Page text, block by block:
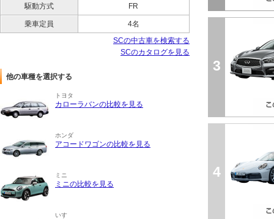
駆動方式 FR
乗車定員
4名
SCの中古車を検索する
SCのカタログを見る
他の車種を選択する
トヨタ
カローラバンの比較を見る
ホンダ
アコードワゴンの比較を見る
ミニ
ミニの比較を見る
いすゞ
3
4